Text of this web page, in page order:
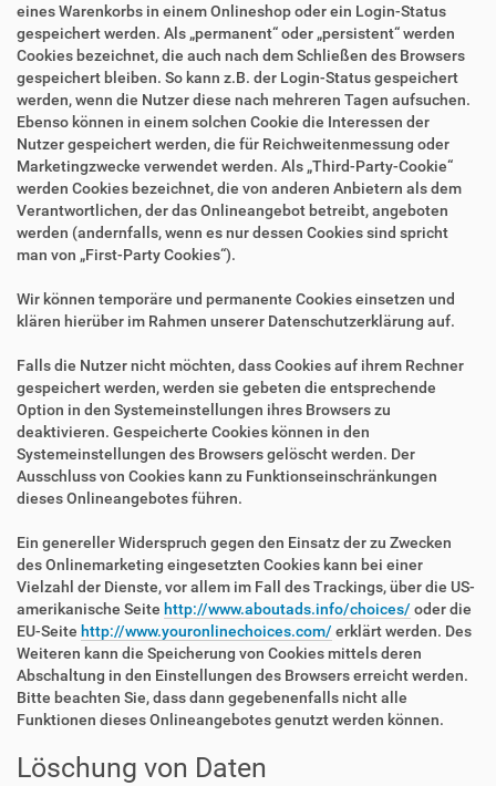
eines Warenkorbs in einem Onlineshop oder ein Login-Status
gespeichert werden. Als „permanent“ oder „persistent“ werden
Cookies bezeichnet, die auch nach dem Schließen des Browsers
gespeichert bleiben. So kann z.B. der Login-Status gespeichert
werden, wenn die Nutzer diese nach mehreren Tagen aufsuchen.
Ebenso können in einem solchen Cookie die Interessen der
Nutzer gespeichert werden, die für Reichweitenmessung oder
Marketingzwecke verwendet werden. Als „Third-Party-Cookie“
werden Cookies bezeichnet, die von anderen Anbietern als dem
Verantwortlichen, der das Onlineangebot betreibt, angeboten
werden (andernfalls, wenn es nur dessen Cookies sind spricht
man von „First-Party Cookies“).
Wir können temporäre und permanente Cookies einsetzen und
klären hierüber im Rahmen unserer Datenschutzerklärung auf.
Falls die Nutzer nicht möchten, dass Cookies auf ihrem Rechner
gespeichert werden, werden sie gebeten die entsprechende
Option in den Systemeinstellungen ihres Browsers zu
deaktivieren. Gespeicherte Cookies können in den
Systemeinstellungen des Browsers gelöscht werden. Der
Ausschluss von Cookies kann zu Funktionseinschränkungen
dieses Onlineangebotes führen.
Ein genereller Widerspruch gegen den Einsatz der zu Zwecken
des Onlinemarketing eingesetzten Cookies kann bei einer
Vielzahl der Dienste, vor allem im Fall des Trackings, über die US-
amerikanische Seite http://www.aboutads.info/choices/ oder die
EU-Seite http://www.youronlinechoices.com/ erklärt werden. Des
Weiteren kann die Speicherung von Cookies mittels deren
Abschaltung in den Einstellungen des Browsers erreicht werden.
Bitte beachten Sie, dass dann gegebenenfalls nicht alle
Funktionen dieses Onlineangebotes genutzt werden können.
Löschung von Daten